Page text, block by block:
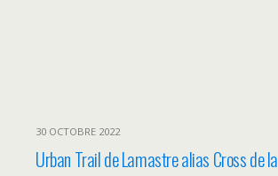
30 OCTOBRE 2022
Urban Trail de Lamastre alias Cross de la